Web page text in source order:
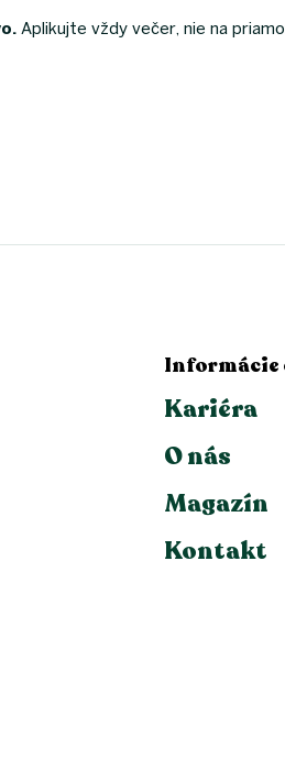
Aplikujte vždy večer, nie na
Informácie
Kariéra
O nás
Magazín
Kontakt